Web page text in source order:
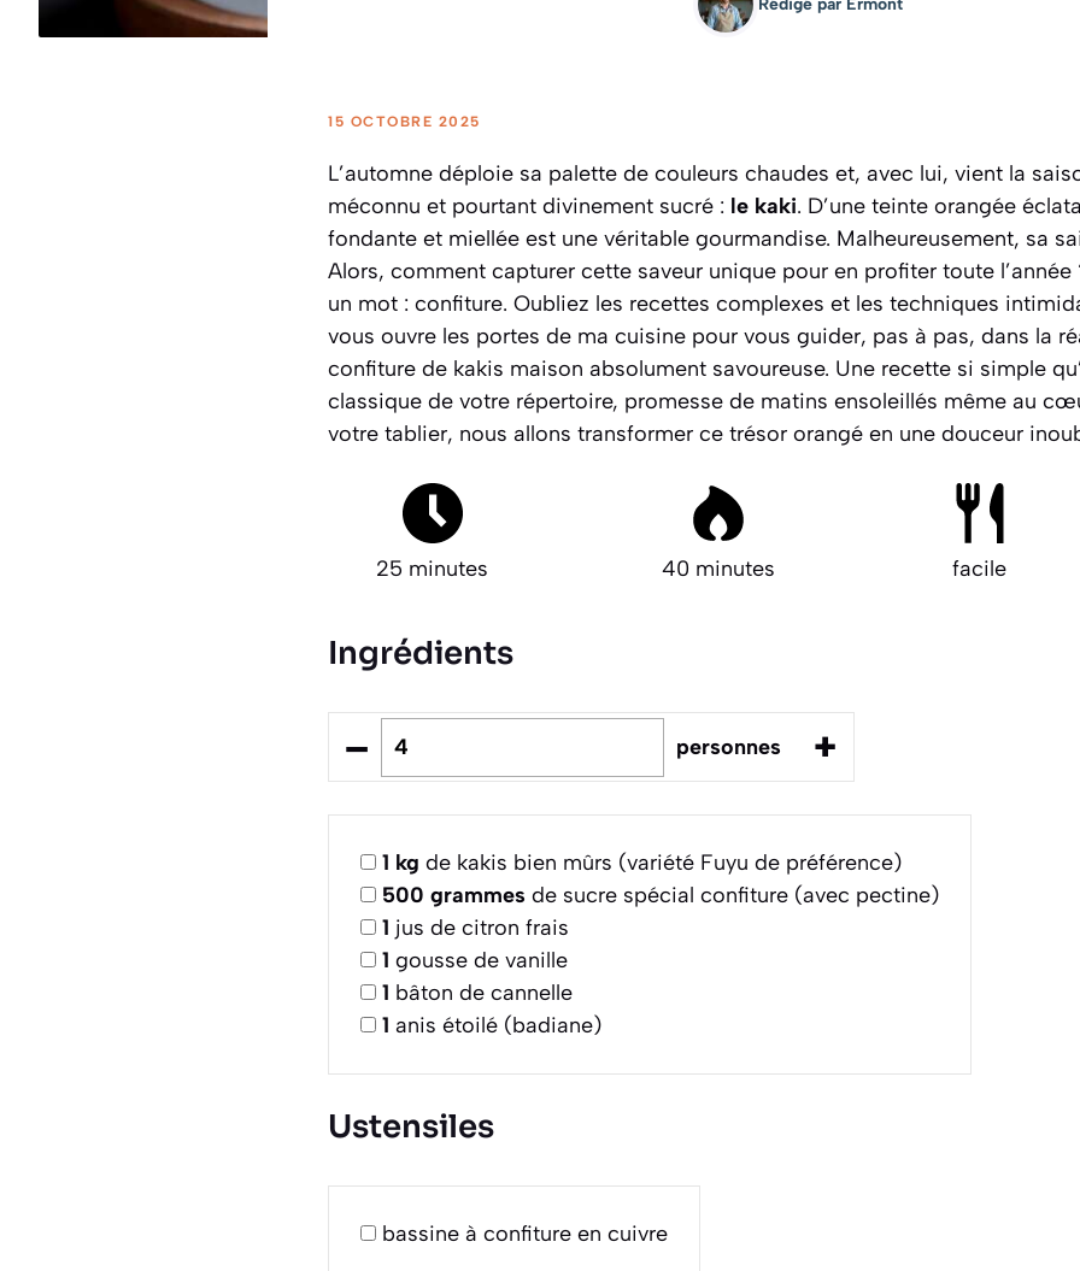
Rédigé par Ermont
15 OCTOBRE 2025
L’automne déploie sa palette de couleurs chaudes et, avec lui, vient la
méconnu et pourtant divinement sucré : le kaki. D’une teinte orangée
fondante et miellée est une véritable gourmandise. Malheureusement, sa
Alors, comment capturer cette saveur unique pour en profiter toute l’année
un mot : confiture. Oubliez les recettes complexes et les techniques
vous ouvre les portes de ma cuisine pour vous guider, pas à pas, dans la
confiture de kakis maison absolument savoureuse. Une recette si simple
classique de votre répertoire, promesse de matins ensoleillés même au
votre tablier, nous allons transformer ce trésor orangé en une douceur
25 minutes 40 minutes facile
Ingrédients
– personnes +
1 kg de kakis bien mûrs (variété Fuyu de préférence)
500 grammes de sucre spécial confiture (avec pectine)
1 jus de citron frais
1 gousse de vanille
1 bâton de cannelle
1 anis étoilé (badiane)
Ustensiles
bassine à confiture en cuivre